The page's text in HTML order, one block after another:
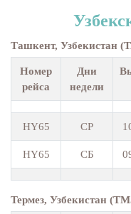
Ташкент, Узбекистан
Номер
рейса
Дни
недели
HY65 СР
HY65 СБ
Термез, Узбекистан